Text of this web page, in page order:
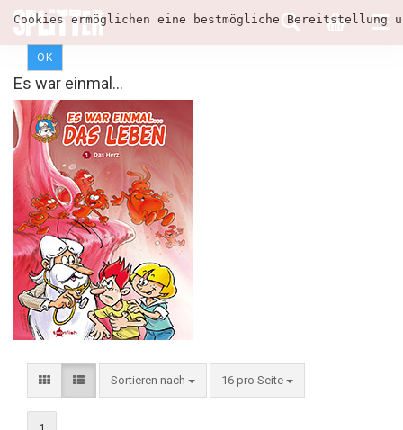
Cookies ermöglichen eine bestmögliche
OK
Es war einmal...
Sortieren nach 16 pro Seite